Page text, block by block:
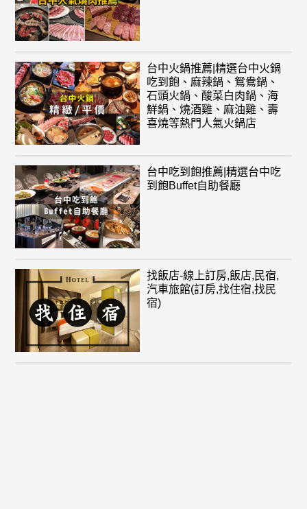
台中火鍋推薦|精選台中火鍋
吃到飽、麻辣鍋、鴛鴦鍋、
石頭火鍋、酸菜白肉鍋、海
鮮鍋、燒酒雞、麻油雞、壽
喜燒等熱門人氣火鍋店
台中吃到飽推薦|精選台中吃
到飽Buffet自助餐廳
找飯店-線上訂房,飯店,民宿,
汽車旅館(訂房,找住宿,找民
宿)